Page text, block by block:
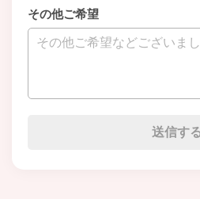
その他ご希望